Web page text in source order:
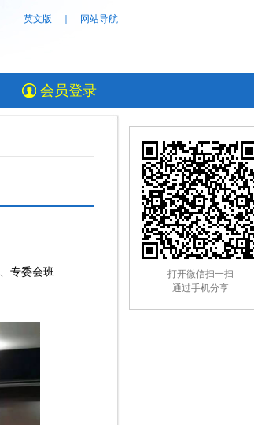
英文版 网站导航
会员登录
专委会班
打开微信扫一扫
通过手机分享